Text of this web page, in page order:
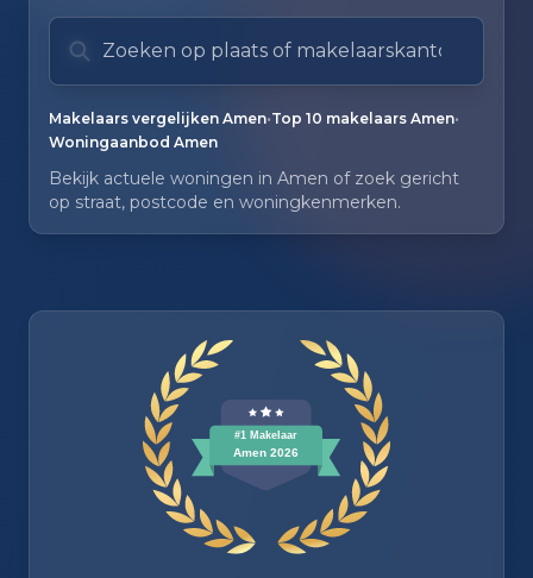
Zoek op plaats of makelaarskantoor
Typ om te zoeken. Gebruik pijl omlaag en pijl
Makelaars vergelijken Amen•Top 10 makelaars Amen•
Woningaanbod Amen
Bekijk actuele woningen in Amen of zoek gericht
op straat, postcode en woningkenmerken.